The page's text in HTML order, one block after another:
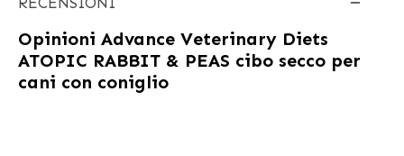
Opinioni Advance Veterinary Diets
ATOPIC RABBIT & PEAS cibo secco per
cani con coniglio